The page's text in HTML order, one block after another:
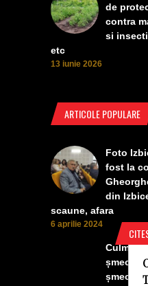
de
contra
si
etc
13 iunie 2026
ARTICOLE POPULARE
Foto
fost la
din
scaune, afara
6 aprilie 2024
Culmea